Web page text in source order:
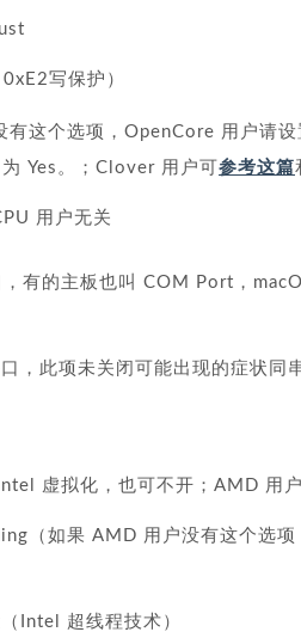
写保护）
有这个选项，OpenCore 用户请
Yes。；Clover 用户可 参考这篇
用户无关
有的主板也叫 COM Port，
，此项未关闭可能出现的症状同
虚拟化，也可不开；AMD 用户
（如果 AMD 用户没有这个选
Intel 超线程技术）